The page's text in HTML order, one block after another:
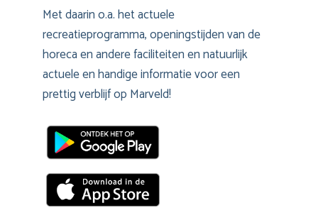
Met daarin o.a. het actuele
recreatieprogramma, openingstijden van de
horeca en andere faciliteiten en natuurlijk
actuele en handige informatie voor een
prettig verblijf op Marveld!